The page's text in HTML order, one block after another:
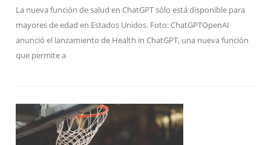
La nueva función de salud en ChatGPT sólo está disponible para
mayores de edad en Estados Unidos. Foto: ChatGPTOpenAI
anunció el lanzamiento de Health in ChatGPT, una nueva función
que permite a